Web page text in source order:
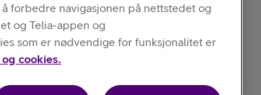
Sheets
forbedre navigasjonen på nettstedet og
og Telia-appen og
som er nødvendige for funksjonalitet er
cookies.